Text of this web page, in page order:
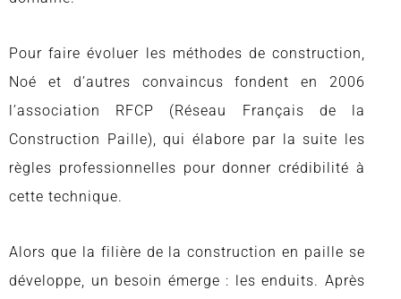
Pour faire évoluer les méthodes de construction,
Noé et d’autres convaincus fondent en 2006
l’association RFCP (Réseau Français de la
Construction Paille), qui élabore par la suite les
règles professionnelles pour donner crédibilité à
cette technique.
Alors que la filière de la construction en paille se
développe, un besoin émerge : les enduits. Après